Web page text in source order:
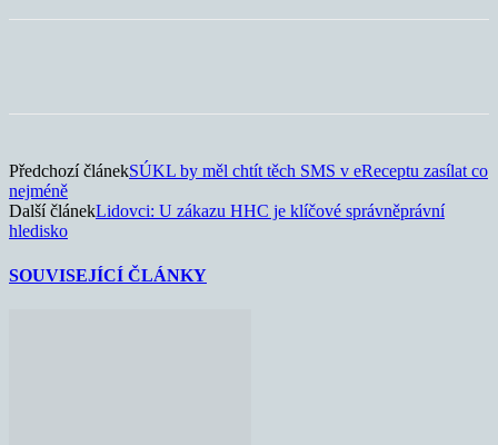
Předchozí článekSÚKL by měl chtít těch SMS v eReceptu zasílat co
nejméně
Další článekLidovci: U zákazu HHC je klíčové správněprávní
hledisko
SOUVISEJÍCÍ ČLÁNKY